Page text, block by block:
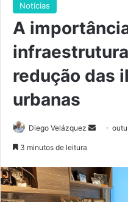
Notícias
A
redução das
urbanas
Diego Velázquez
Mande
mail
3 minutos de leitura